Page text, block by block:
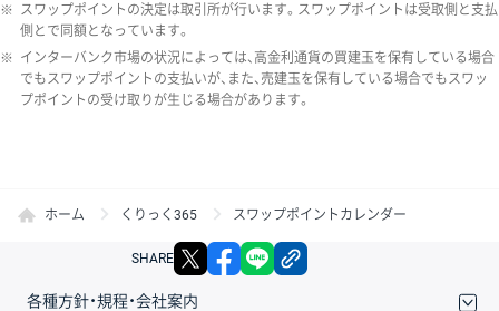
※ スワップポイントの決定は取引所が行います。スワップポイントは受取側と支払
側とで同額となっています。
※ インターバンク市場の状況によっては、高金利通貨の買建玉を保有している場合
でもスワップポイントの支払いが、また、売建玉を保有している場合でもスワッ
プポイントの受け取りが生じる場合があります。
ホーム くりっく365 スワップポイントカレンダー
SHARE X facebook
各種方針・規程・会社案内